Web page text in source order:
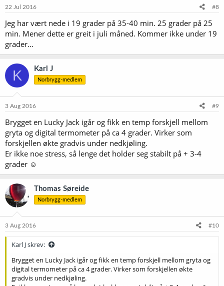
22 Jul 2016 #8
Jeg har vært nede i 19 grader på 35-40 min. 25 grader på 25
min. Mener dette er greit i juli måned. Kommer ikke under 19
grader...
K Karl J
Norbrygg-medlem
3 Aug 2016 #9
Brygget en Lucky Jack igår og fikk en temp forskjell mellom
gryta og digital termometer på ca 4 grader. Virker som
forskjellen økte gradvis under nedkjøling.
Er ikke noe stress, så lenge det holder seg stabilt på + 3-4
grader ☺
Thomas Søreide
Norbrygg-medlem
3 Aug 2016 #10
Karl J skrev:
Brygget en Lucky Jack igår og fikk en temp forskjell mellom gryta og
digital termometer på ca 4 grader. Virker som forskjellen økte
gradvis under nedkjøling.